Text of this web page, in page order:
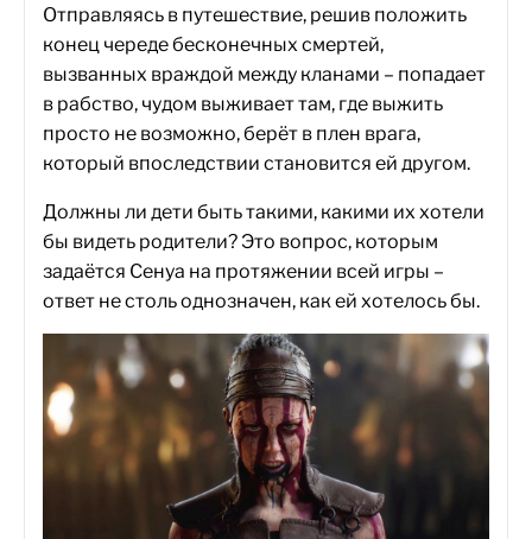
Отправляясь в путешествие, решив положить
конец череде бесконечных смертей,
вызванных враждой между кланами – попадает
в рабство, чудом выживает там, где выжить
просто не возможно, берёт в плен врага,
который впоследствии становится ей другом.
Должны ли дети быть такими, какими их хотели
бы видеть родители? Это вопрос, которым
задаётся Сенуа на протяжении всей игры –
ответ не столь однозначен, как ей хотелось бы.